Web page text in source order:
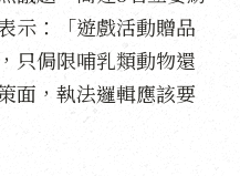
示：「遊戲活動贈品
只侷限哺乳類動物還
，執法邏輯應該要